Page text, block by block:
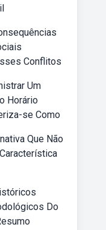
Conflitos
Um
Horário
se Como
Que Não
Do